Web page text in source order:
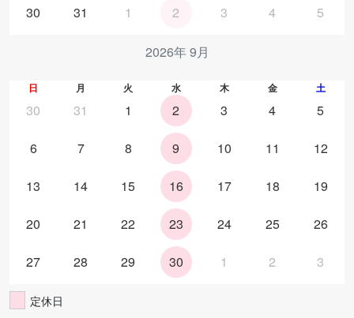
30 31 1 2 3 4 5
2026年 9月
日 月 火 水 木 金 土
30 31 1 2 3 4 5
6 7 8 9 10 11 12
13 14 15 16 17 18 19
20 21 22 23 24 25 26
27 28 29 30 1 2 3
定休日